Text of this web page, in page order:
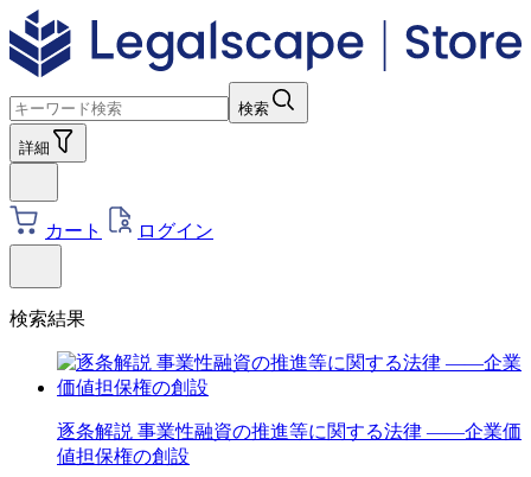
検索
詳細
カート ログイン
検索結果
逐条解説 事業性融資の推進等に関する法律 ――企業価
値担保権の創設